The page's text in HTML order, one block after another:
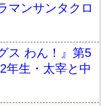
ンサンタクロ
ス わん！』第5
年生・太宰と中